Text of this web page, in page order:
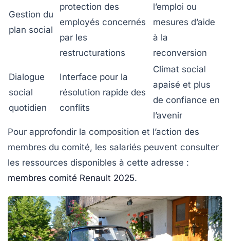
Gestion du
plan social
protection des
employés concernés
par les
restructurations
l’emploi ou
mesures d’aide
à la
reconversion
Dialogue
social
quotidien
Interface pour la
résolution rapide des
conflits
Climat social
apaisé et plus
de confiance en
l’avenir
Pour approfondir la composition et l’action des
membres du comité, les salariés peuvent consulter
les ressources disponibles à cette adresse :
membres comité Renault 2025.